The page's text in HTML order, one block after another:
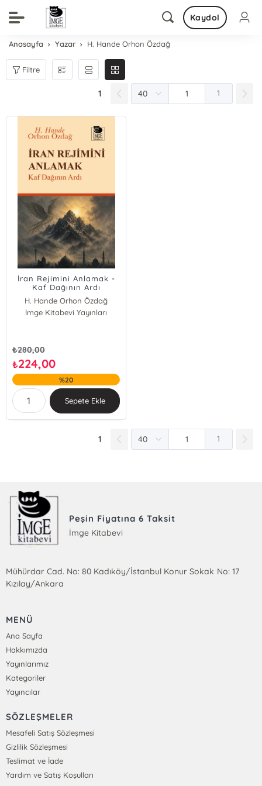
Kaydol
Anasayfa Yazar H. Hande Orhon Özdağ
Filtre
1 1
İran Rejimini Anlamak -
Kaf Dağının Ardı
H. Hande Orhon Özdağ
İmge Kitabevi Yayınları
₺280,00
₺224,00
%20
Sepete Ekle
1 1
Peşin Fiyatına 6 Taksit
İmge Kitabevi
Mühürdar Cad. No: 80 Kadıköy/İstanbul Konur Sokak No: 17
Kızılay/Ankara
MENÜ
Ana Sayfa
Hakkımızda
Yayınlarımız
Kategoriler
Yayıncılar
SÖZLEŞMELER
Mesafeli Satış Sözleşmesi
Gizlilik Sözleşmesi
Teslimat ve İade
Yardım ve Satış Koşulları